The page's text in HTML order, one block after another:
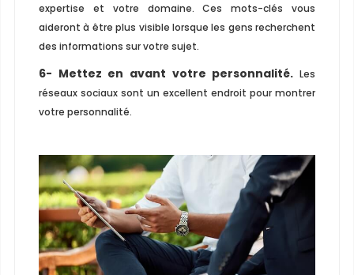
expertise et votre domaine. Ces mots-clés vous
aideront à être plus visible lorsque les gens recherchent
des informations sur votre sujet.
6- Mettez en avant votre personnalité.Les
réseaux sociaux sont un excellent endroit pour montrer
votre personnalité.